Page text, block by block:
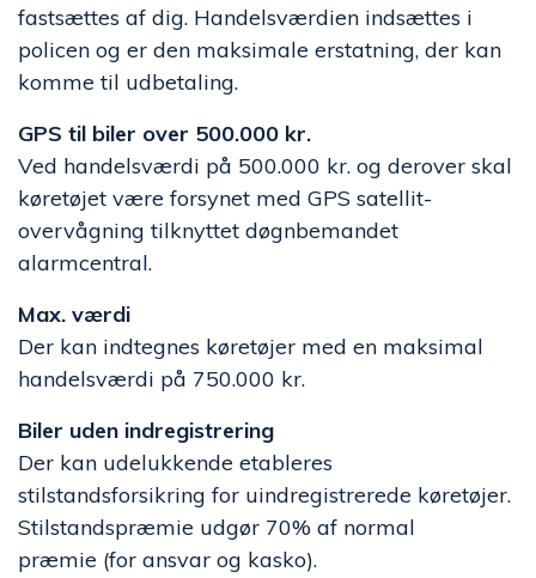
fastsættes af dig. Handelsværdien indsættes i
policen og er den maksimale erstatning, der kan
komme til udbetaling.
GPS til biler over 500.000 kr.
Ved handelsværdi på 500.000 kr. og derover skal
køretøjet være forsynet med GPS satellit-
overvågning tilknyttet døgnbemandet
alarmcentral.
Max. værdi
Der kan indtegnes køretøjer med en maksimal
handelsværdi på 750.000 kr.
Biler uden indregistrering
Der kan udelukkende etableres
stilstandsforsikring for uindregistrerede køretøjer.
Stilstandspræmie udgør 70% af normal
præmie (for ansvar og kasko).